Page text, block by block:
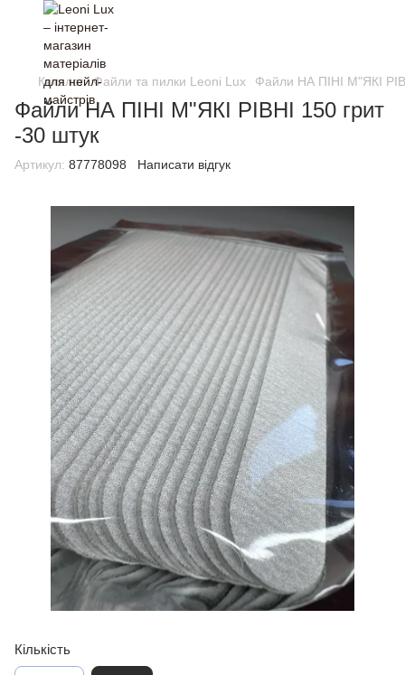
Каталог Файли та пилки Leoni Lux Файли НА ПІНІ М"ЯКІ
Файли НА ПІНІ М"ЯКІ РІВНІ 150 грит
-30 штук
Артикул: 87778098 Написати відгук
Кількість